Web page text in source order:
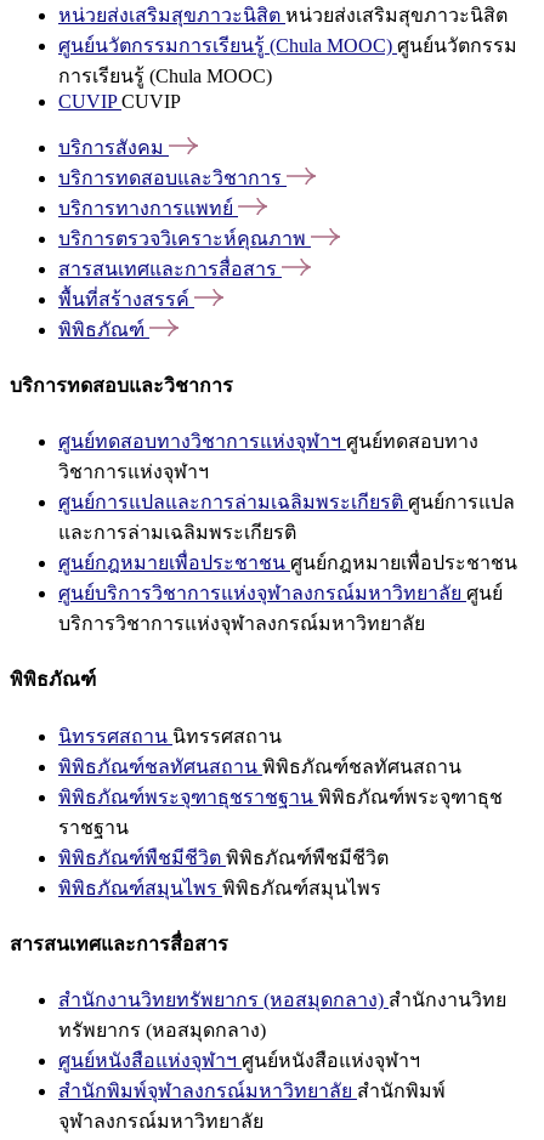
หน่วยส่งเสริมสุขภาวะนิสิต หน่วยส่งเสริมสุขภาวะนิสิต
ศูนย์นวัตกรรมการเรียนรู้ (Chula MOOC) ศูนย์นวัตกรรม
การเรียนรู้ (Chula MOOC)
CUVIPCUVIP
บริการสังคม
บริการทดสอบและวิชาการ
บริการทางการแพทย์
บริการตรวจวิเคราะห์คุณภาพ
สารสนเทศและการสื่อสาร
พื้นที่สร้างสรรค์
พิพิธภัณฑ์
บริการทดสอบและวิชาการ
ศูนย์ทดสอบทางวิชาการแห่งจุฬาฯ ศูนย์ทดสอบทาง
วิชาการแห่งจุฬาฯ
ศูนย์การแปลและการล่ามเฉลิมพระเกียรติ ศูนย์การแปล
และการล่ามเฉลิมพระเกียรติ
ศูนย์กฎหมายเพื่อประชาชน ศูนย์กฎหมายเพื่อประชาชน
ศูนย์บริการวิชาการแห่งจุฬาลงกรณ์มหาวิทยาลัย ศูนย์
บริการวิชาการแห่งจุฬาลงกรณ์มหาวิทยาลัย
พิพิธภัณฑ์
นิทรรศสถาน นิทรรศสถาน
พิพิธภัณฑ์ชลทัศนสถาน พิพิธภัณฑ์ชลทัศนสถาน
พิพิธภัณฑ์พระจุฑาธุชราชฐาน พิพิธภัณฑ์พระจุฑาธุช
ราชฐาน
พิพิธภัณฑ์พืชมีชีวิต พิพิธภัณฑ์พืชมีชีวิต
พิพิธภัณฑ์สมุนไพร พิพิธภัณฑ์สมุนไพร
สารสนเทศและการสื่อสาร
สำนักงานวิทยทรัพยากร (หอสมุดกลาง) สำนักงานวิทย
ทรัพยากร (หอสมุดกลาง)
ศูนย์หนังสือแห่งจุฬาฯ ศูนย์หนังสือแห่งจุฬาฯ
สำนักพิมพ์จุฬาลงกรณ์มหาวิทยาลัย สำนักพิมพ์
จุฬาลงกรณ์มหาวิทยาลัย